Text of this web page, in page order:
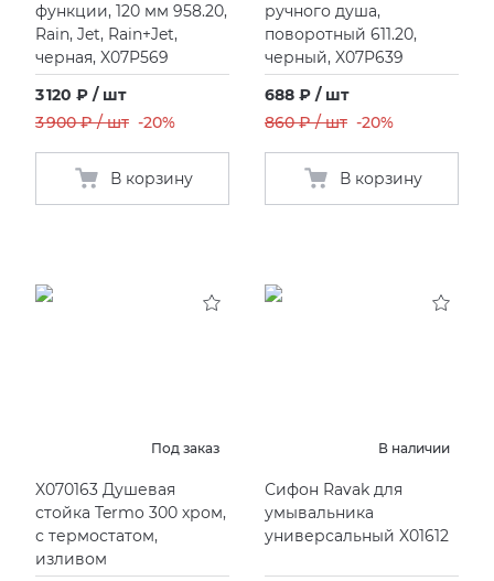
функции, 120 мм 958.20,
Rain, Jet, Rain+Jet,
черная, X07P569
3 120 ₽ / шт
3 900 ₽ / шт -20%
В корзину
ручного душа,
поворотный 611.20,
черный, X07P639
688 ₽ / шт
860 ₽ / шт -20%
В корзину
Под заказ
X070163 Душевая
стойка Termo 300 хром,
с термостатом,
изливом
В наличии
Сифон Ravak для
умывальника
универсальный X01612